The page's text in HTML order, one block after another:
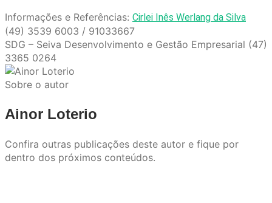
Informações e Referências: Cirlei Inês Werlang da Silva
(49) 3539 6003 / 91033667
SDG – Seiva Desenvolvimento e Gestão Empresarial (47)
3365 0264
Sobre o autor
Ainor Loterio
Confira outras publicações deste autor e fique por
dentro dos próximos conteúdos.